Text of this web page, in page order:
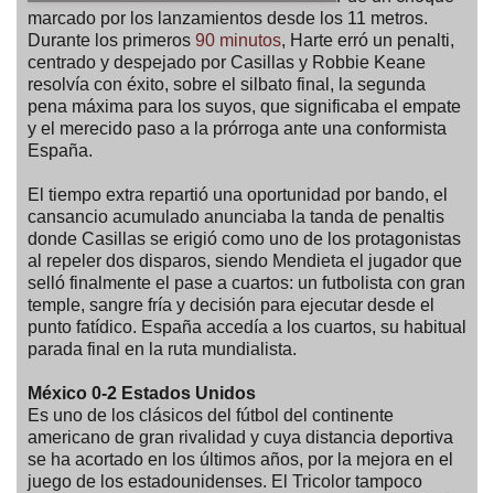
marcado por los lanzamientos desde los 11 metros.
Durante los primeros 90 minutos, Harte erró un penalti,
centrado y despejado por Casillas y Robbie Keane
resolvía con éxito, sobre el silbato final, la segunda
pena máxima para los suyos, que significaba el empate
y el merecido paso a la prórroga ante una conformista
España.
El tiempo extra repartió una oportunidad por bando, el
cansancio acumulado anunciaba la tanda de penaltis
donde Casillas se erigió como uno de los protagonistas
al repeler dos disparos, siendo Mendieta el jugador que
selló finalmente el pase a cuartos: un futbolista con gran
temple, sangre fría y decisión para ejecutar desde el
punto fatídico. España accedía a los cuartos, su habitual
parada final en la ruta mundialista.
México 0-2 Estados Unidos
Es uno de los clásicos del fútbol del continente
americano de gran rivalidad y cuya distancia deportiva
se ha acortado en los últimos años, por la mejora en el
juego de los estadounidenses. El Tricolor tampoco